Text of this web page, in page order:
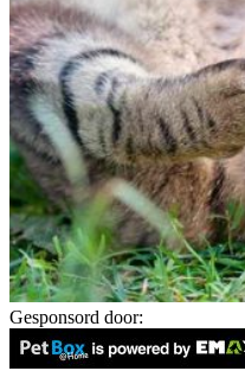
Gesponsord door: